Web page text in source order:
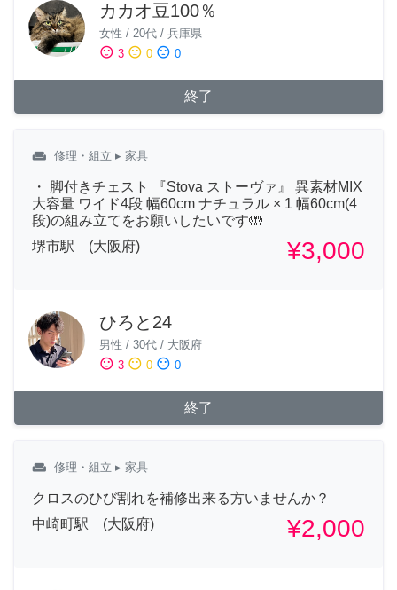
カカオ豆100％
女性 / 20代 / 兵庫県
sentiment_satisfied 3 sentiment_neutral 0 sentiment_dissatisfied 0
終了
weekend 修理・組立 ▸ 家具
・ 脚付きチェスト 『Stova ストーヴァ』 異素材MIX
大容量 ワイド4段 幅60cm ナチュラル × 1 幅60cm(4
段)の組み立てをお願いしたいです🤲
堺市駅 (大阪府)
¥3,000
ひろと24
男性 / 30代 / 大阪府
sentiment_satisfied 3 sentiment_neutral 0 sentiment_dissatisfied 0
終了
weekend 修理・組立 ▸ 家具
クロスのひび割れを補修出来る方いませんか？
中崎町駅 (大阪府)
¥2,000